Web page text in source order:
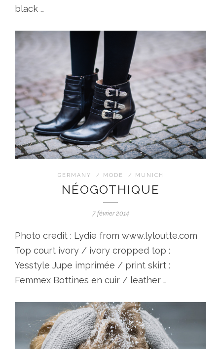
black …
GERMANY / MODE / MUNICH
NÉOGOTHIQUE
7 février 2014
Photo credit : Lydie from www.lyloutte.com
Top court ivory / ivory cropped top :
Yesstyle Jupe imprimée / print skirt :
Femmex Bottines en cuir / leather …